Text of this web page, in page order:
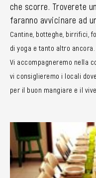
che scorre. Troverete
faranno avvicinare ad
Cantine, botteghe, birrifici,
di yoga e tanto altro ancora.
Vi accompagneremo nella
vi consiglieremo i locali
per il buon mangiare e il